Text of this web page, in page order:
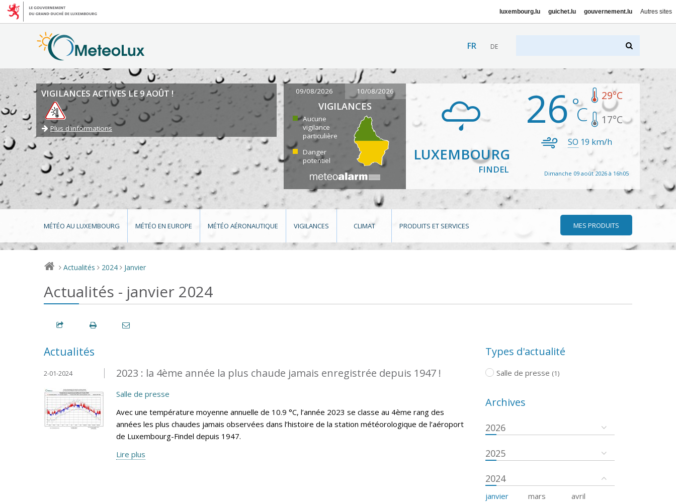
luxembourg.lu guichet.lu gouvernement.lu Autres sites
FR DE
VIGILANCES ACTIVES LE 9 AOÛT !
Plus d'informations
09/08/2026 10/08/2026
VIGILANCES
Aucune
vigilance
particulière
Danger
potentiel
LUXEMBOURG
FINDEL
26 29°C
17°C
SO 19 km/h
Dimanche 09 août 2026 à 16h05
MÉTÉO AU LUXEMBOURG MÉTÉO EN EUROPE MÉTÉO AÉRONAUTIQUE VIGILANCES CLIMAT PRODUITS ET SERVICES MES PRODUITS
> Actualités > 2024 > Janvier
Actualités - janvier 2024
Actualités
2023 : la 4ème année la plus chaude jamais enregistrée depuis 1947 !
2-01-2024
Salle de presse
Avec une température moyenne annuelle de 10.9 °C, l’année 2023 se classe au 4ème rang des
années les plus chaudes jamais observées dans l’histoire de la station météorologique de l’aéroport
de Luxembourg-Findel depuis 1947.
Lire plus
Types d'actualité
Salle de presse (1)
Archives
2026
2025
2024
janvier mars
avril